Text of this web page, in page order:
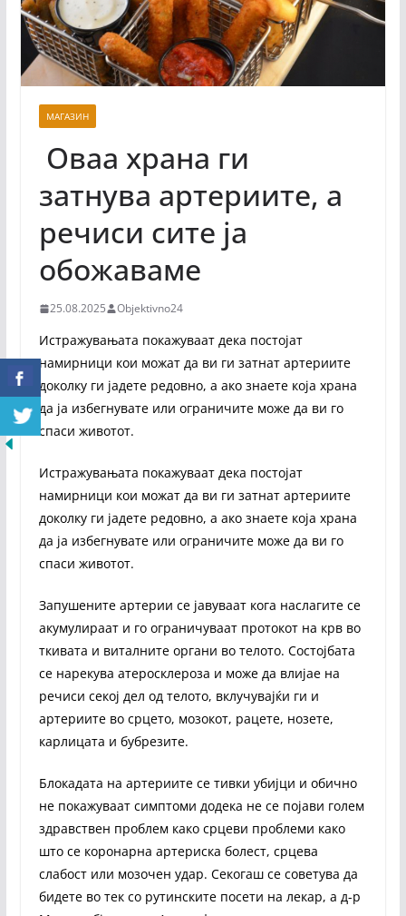
МАГАЗИН
Оваа храна ги
затнува артериите, а
речиси сите ја
обожаваме
25.08.2025 Objektivno24
Истражувањата покажуваат дека постојат
намирници кои можат да ви ги затнат артериите
доколку ги јадете редовно, а ако знаете која храна
да ја избегнувате или ограничите може да ви го
спаси животот.
Истражувањата покажуваат дека постојат
намирници кои можат да ви ги затнат артериите
доколку ги јадете редовно, а ако знаете која храна
да ја избегнувате или ограничите може да ви го
спаси животот.
Запушените артерии се јавуваат кога наслагите се
акумулираат и го ограничуваат протокот на крв во
ткивата и виталните органи во телото. Состојбата
се нарекува атеросклероза и може да влијае на
речиси секој дел од телото, вклучувајќи ги и
артериите во срцето, мозокот, рацете, нозете,
карлицата и бубрезите.
Блокадата на артериите се тивки убијци и обично
не покажуваат симптоми додека не се појави голем
здравствен проблем како срцеви проблеми како
што се коронарна артериска болест, срцева
слабост или мозочен удар. Секогаш се советува да
бидете во тек со рутинските посети на лекар, а д-р